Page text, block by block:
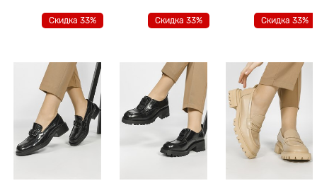
Скидка 33% Скидка 33% Скидка 33%